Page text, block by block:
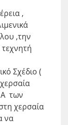
,
,την
Σχέδιο (
των
χερσαία
να